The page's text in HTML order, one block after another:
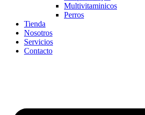
Multivitaminicos
Perros
Tienda
Nosotros
Servicios
Contacto